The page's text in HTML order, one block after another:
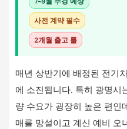
사전 계약 필수
2개월 출고 룰
매년 상반기에 배정된 전기
에 소진됩니다. 특히 광명시
량 수요가 굉장히 높은 편인
매를 망설이고 계신 예비 오